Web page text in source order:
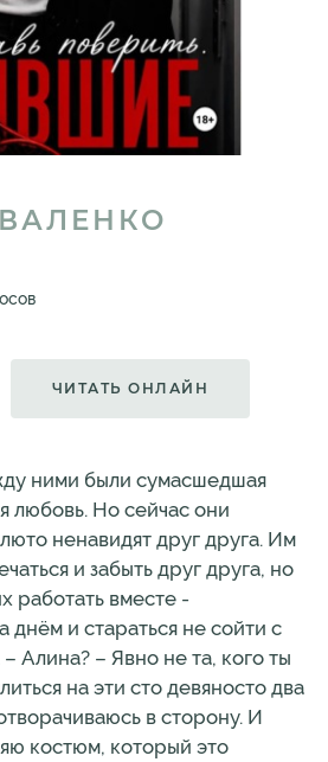
ЧИТАТЬ ОНЛАЙН
ними были сумасшедшая
любовь. Но сейчас они
ненавидят друг друга. Им
и забыть друг друга, но
работать вместе -
днём и стараться не сойти с
Алина? – Явно не та, кого ты
на эти сто девяносто два
в сторону. И
костюм, который это